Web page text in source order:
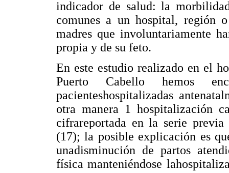
indicador de salud: la
comunes a un hospital, región
madres que involuntariamente
propia y de su feto.
En este estudio realizado en el
Puerto Cabello hemos
pacienteshospitalizadas
otra manera 1 hospitalización
cifrareportada en la serie
(17); la posible explicación es
unadisminución de partos
física manteniéndose